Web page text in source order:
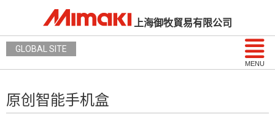
上海御牧貿易有限公司
MENU
GLOBAL SITE
原创智能手机盒